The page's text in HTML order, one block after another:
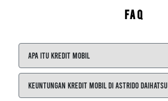
FAQ
Apa itu Kredit Mobil
Keuntungan Kredit Mobil di ASTRIDO Daihatsu